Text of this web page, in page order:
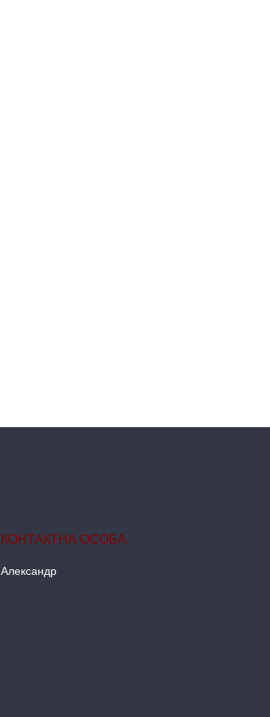
Александр